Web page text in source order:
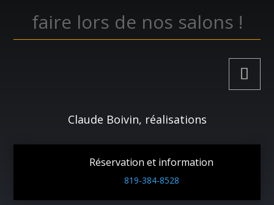
faire lors de nos salons !
Claude Boivin, réalisations
Réservation et information
819-384-8528